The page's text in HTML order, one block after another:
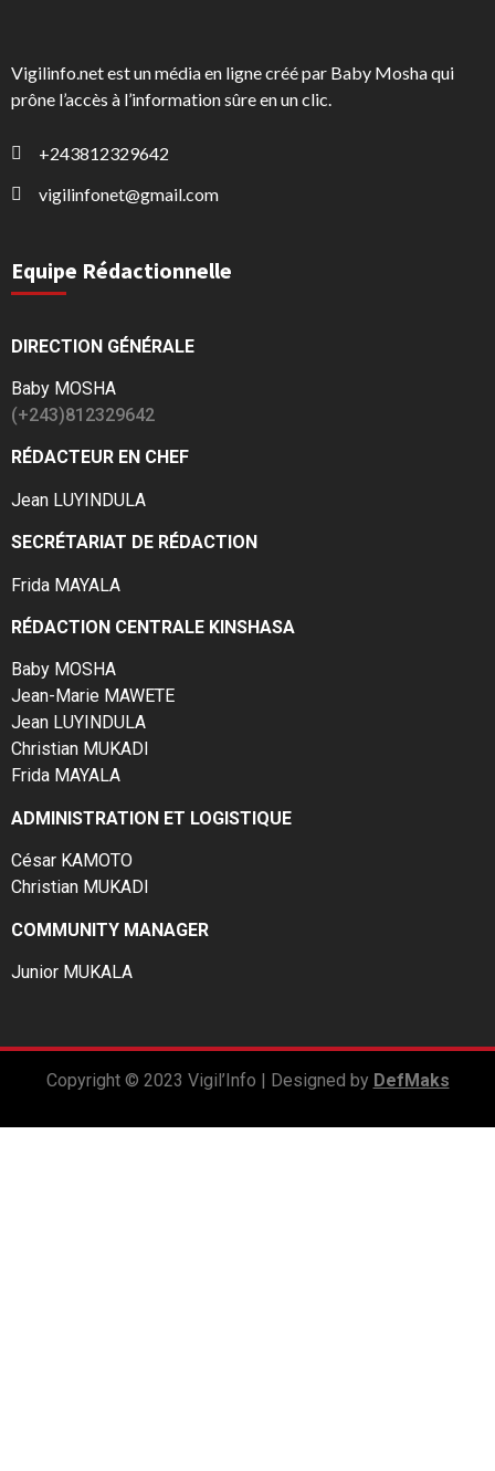
Vigilinfo.net est un média en ligne créé par Baby Mosha qui
prône l’accès à l’information sûre en un clic.
+243812329642
vigilinfonet@gmail.com
Equipe Rédactionnelle
DIRECTION GÉNÉRALE
Baby MOSHA
(+243)812329642
RÉDACTEUR EN CHEF
Jean LUYINDULA
SECRÉTARIAT DE RÉDACTION
Frida MAYALA
RÉDACTION CENTRALE KINSHASA
Baby MOSHA
Jean-Marie MAWETE
Jean LUYINDULA
Christian MUKADI
Frida MAYALA
ADMINISTRATION ET LOGISTIQUE
César KAMOTO
Christian MUKADI
COMMUNITY MANAGER
Junior MUKALA
Copyright © 2023 Vigil’Info | Designed by DefMaks